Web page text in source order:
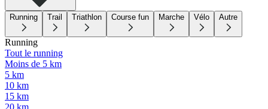
Running Trail Triathlon Course fun Marche Vélo Autre
Running
Tout le running
Moins de 5 km
5 km
10 km
15 km
20 km